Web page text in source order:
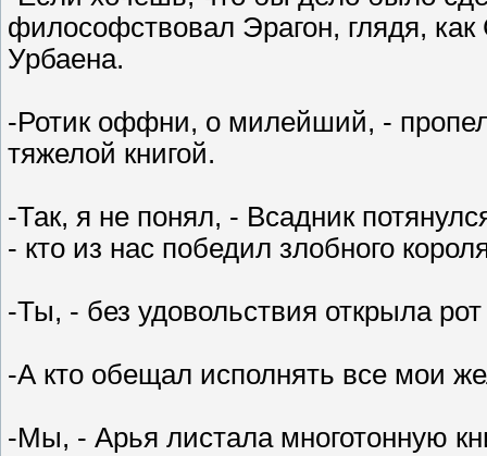
философствовал Эрагон, глядя,
Урбаена.
-Ротик оффни, о милейший, -
тяжелой книгой.
-Так, я не понял, - Всадник
- кто из нас победил злобного
-Ты, - без удовольствия открыла
-А кто обещал исполнять все мои
-Мы, - Арья листала многотонную